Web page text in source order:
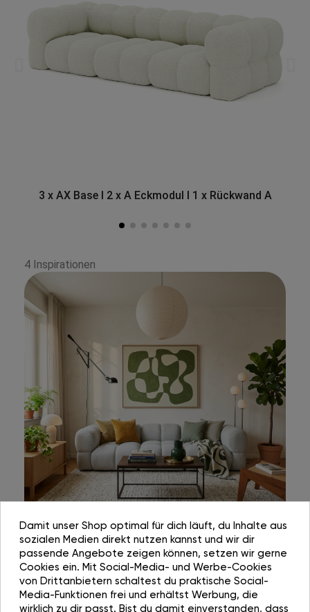
3 x AX Base I 2 x A Eckmodul I 1 x Rückwand A
4 Inspirationen
Damit unser Shop optimal für dich läuft, du Inhalte aus
sozialen Medien direkt nutzen kannst und wir dir
passende Angebote zeigen können, setzen wir gerne
Cookies ein. Mit Social-Media- und Werbe-Cookies
von Drittanbietern schaltest du praktische Social-
Media-Funktionen frei und erhältst Werbung, die
wirklich zu dir passt. Bist du damit einverstanden, dass